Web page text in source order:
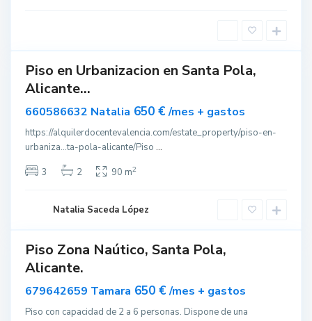
Piso en Urbanizacion en Santa Pola,
Alicante...
660586632 Natalia 650 €/mes + gastos
https://alquilerdocentevalencia.com/estate_property/piso-en-
urbaniza…ta-pola-alicante/Piso ...
3
2 90 m2
Natalia Saceda López
S
a
t
a
P
Piso Zona Naútico, Santa Pola,
Alicante.
679642659 Tamara 650 €/mes + gastos
Piso con capacidad de 2 a 6 personas. Dispone de una